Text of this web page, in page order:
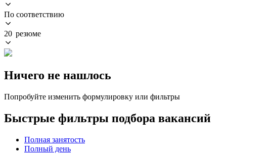
По соответствию
20 резюме
Ничего не нашлось
Попробуйте изменить формулировку или фильтры
Быстрые фильтры подбора вакансий
Полная занятость
Полный день